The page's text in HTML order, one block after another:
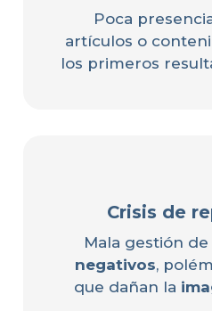
Poca
artículos o
los primeros
Crisis de
Mala gestión de
negativos,
que dañan la